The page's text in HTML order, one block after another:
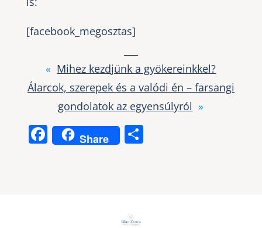
[facebook_megosztas]
« Mihez kezdjünk a gyökereinkkel?
Álarcok, szerepek és a valódi én – farsangi
gondolatok az egyensúlyról »
F
a
Share O